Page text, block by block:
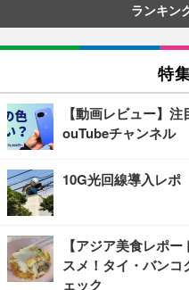
ランキン
特
【動画レビュー】
ouTubeチャンネル
10G光回線導入レポ
【アジア美食レポ
スメ！タイ・バン
ェック